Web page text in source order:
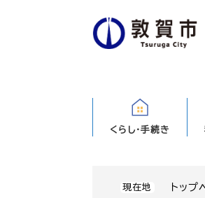
くらし・手続き
現在地 トップ